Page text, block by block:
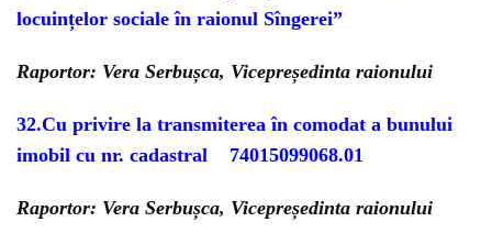
locuințelor sociale în raionul Sîngerei”
Raportor: Vera Serbușca, Vicepreședinta raionului
32.Cu privire la transmiterea în comodat a bunului
imobil cu nr. cadastral 74015099068.01
Raportor: Vera Serbușca, Vicepreședinta raionului